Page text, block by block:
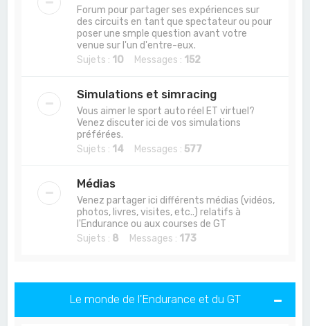
Forum pour partager ses expériences sur
des circuits en tant que spectateur ou pour
poser une smple question avant votre
venue sur l'un d'entre-eux.
Sujets : 10 Messages : 152
Simulations et simracing
Vous aimer le sport auto réel ET virtuel?
Venez discuter ici de vos simulations
préférées.
Sujets : 14 Messages : 577
Médias
Venez partager ici différents médias (vidéos,
photos, livres, visites, etc..) relatifs à
l'Endurance ou aux courses de GT
Sujets : 8 Messages : 173
Le monde de l'Endurance et du GT